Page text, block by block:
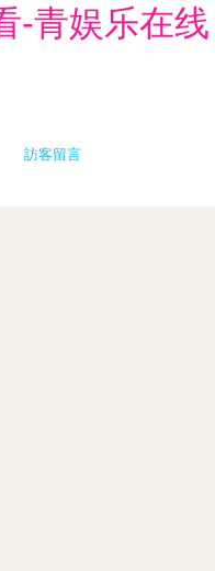
-青娱乐在线
訪客留言